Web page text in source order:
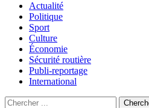
Actualité
Politique
Sport
Culture
Économie
Sécurité routière
Publi-reportage
International